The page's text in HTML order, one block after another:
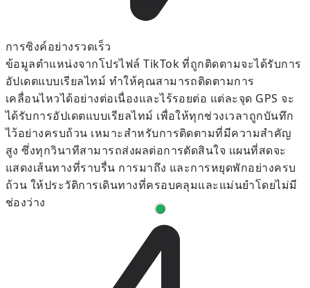
การซิงค์อย่างรวดเร็ว
ข้อมูลตำแหน่งจากโปรไฟล์ TikTok ที่ถูกติดตามจะได้รับการ
อัปเดตแบบเรียลไทม์ ทำให้คุณสามารถติดตามการ
เคลื่อนไหวได้อย่างต่อเนื่องและไร้รอยต่อ แต่ละจุด GPS จะ
ได้รับการอัปเดตแบบเรียลไทม์ เพื่อให้ทุกช่วงเวลาถูกบันทึก
ไว้อย่างครบถ้วน เหมาะสำหรับการติดตามที่มีความสำคัญ
สูง ซึ่งทุกวินาทีสามารถส่งผลต่อการตัดสินใจ แผนที่สดจะ
แสดงเส้นทางที่ราบรื่น การมาถึง และการหยุดพักอย่างครบ
ถ้วน ให้ประวัติการเดินทางที่ครอบคลุมและแม่นยำโดยไม่มี
ช่องว่าง